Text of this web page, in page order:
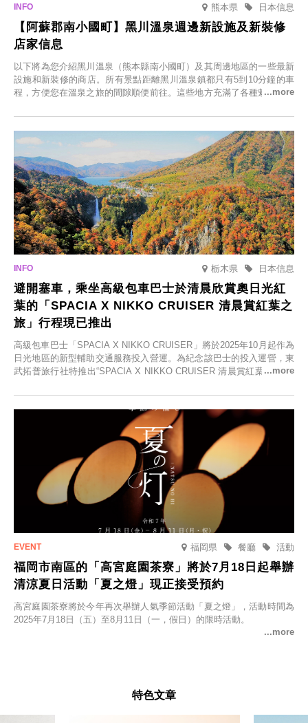
熊本県 日本信息
【阿蘇郡南小國町】黑川溫泉週邊新設施及新裝修
店家信息
以下將為您介紹黑川溫泉（熊本縣南小國町）及其周邊地區的一些最新
設施和新裝修的商店。所有景點距離黑川溫泉鎮都只有5到10分鐘的車
程，方便您在溫泉之旅的間隙順便前往。這些地方充滿了各種魅力，包
食材的餐廳。讓您體驗黑川溫泉的全新樂趣。
栃木県 日本信息
避開塞車，乘坐高級包車巴士於清晨欣賞奧日光紅
葉的「SPACIA X NIKKO CRUISER 清晨賞紅葉之
旅」行程現已推出
高級包車巴士「SPACIA X NIKKO CRUISER」將於2025年10月起作為
日光地區的新型輔助交通服務投入營運。為紀念該巴士的投入運營，東
武拓普旅行社特推出“SPACIA X NIKKO CRUISER 清晨賞紅葉之旅”，
福岡県 活動
餐廳
福岡市南區的「高宮庭園茶寮」將於7月18日起舉辦
清涼夏日活動「夏之燈」現正接受預約
高宮庭園茶寮將於今年再次舉辦人氣季節活動「夏之燈」，活動時間為
2025年7月18日（五）至8月11日（一，假日）的限時活動。
特色文章